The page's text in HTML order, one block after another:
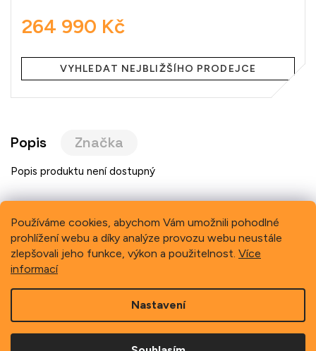
Používáme cookies, abychom Vám umožnili pohodlné
prohlížení webu a díky analýze provozu webu neustále
zlepšovali jeho funkce, výkon a použitelnost. Více
informací
Nastavení
264 990 Kč
cena:
VYHLEDAT NEJBLIŽŠÍHO PRODEJCE
Popis Značka
Popis produktu není dostupný
Previous
Copyright 2026Schindler, spol. s r.o.. Všechna práva
vyhrazena.